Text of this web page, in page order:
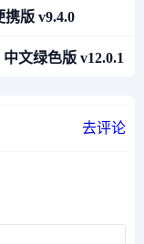
版 v9.4.0
文绿色版 v12.0.1
去评论